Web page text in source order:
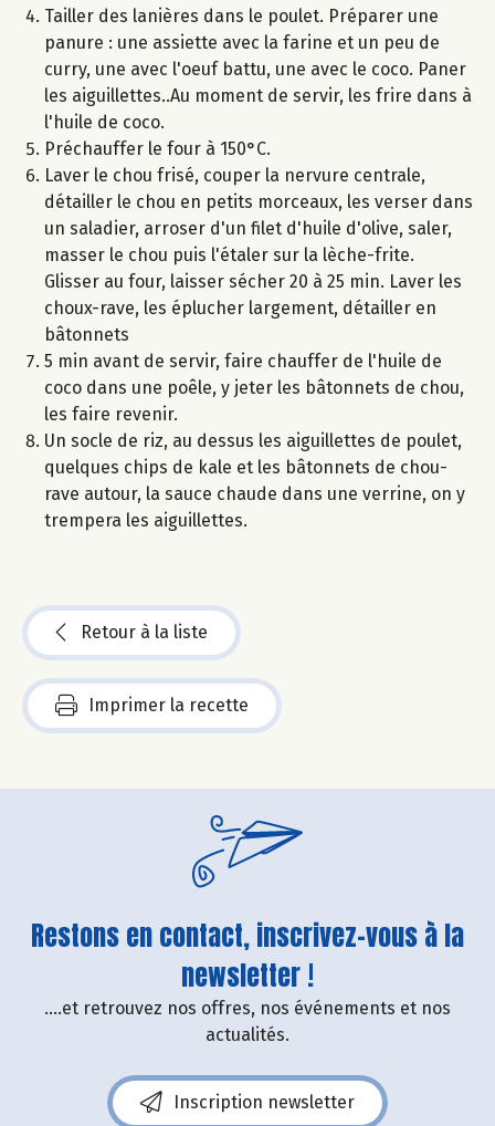
Tailler des lanières dans le poulet. Préparer une
panure : une assiette avec la farine et un peu de
curry, une avec l'oeuf battu, une avec le coco. Paner
les aiguillettes..Au moment de servir, les frire dans à
l'huile de coco.
Préchauffer le four à 150°C.
Laver le chou frisé, couper la nervure centrale,
détailler le chou en petits morceaux, les verser dans
un saladier, arroser d'un filet d'huile d'olive, saler,
masser le chou puis l'étaler sur la lèche-frite.
Glisser au four, laisser sécher 20 à 25 min. Laver les
choux-rave, les éplucher largement, détailler en
bâtonnets
5 min avant de servir, faire chauffer de l'huile de
coco dans une poêle, y jeter les bâtonnets de chou,
les faire revenir.
Un socle de riz, au dessus les aiguillettes de poulet,
quelques chips de kale et les bâtonnets de chou-
rave autour, la sauce chaude dans une verrine, on y
trempera les aiguillettes.
Retour à la liste
Imprimer la recette
Restons en contact, inscrivez-vous à la
newsletter !
....et retrouvez nos offres, nos événements et nos
actualités.
Inscription newsletter